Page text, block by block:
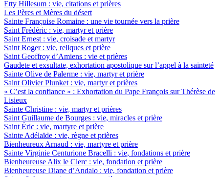
Etty Hillesum : vie, citations et prières
Les Pères et Mères du désert
Sainte Françoise Romaine : une vie tournée vers la prière
Saint Frédéric : vie, martyr et prière
Saint Ernest : vie, croisade et martyr
Saint Roger : vie, reliques et prière
Saint Geoffroy d’Amiens : vie et prières
Gaudete et exsultate, exhortation apostolique sur l’appel à la sainteté
Sainte Olive de Palerme : vie, martyr et prière
Saint Olivier Plunket : vie, martyr et prières
« C’est la confiance » : Exhortation du Pape François sur Thérèse de
Lisieux
Sainte Christine : vie, martyr et prières
Saint Guillaume de Bourges : vie, miracles et prière
Saint Éric : vie, martyre et prière
Sainte Adélaïde : vie, règne et prières
Bienheureux Arnaud : vie, martyre et prière
Sainte Virginie Centurione Bracelli : vie, fondations et prière
Bienheureuse Alix le Clerc : vie, fondation et prière
Bienheureuse Diane d’Andalo : vie, fondation et prière